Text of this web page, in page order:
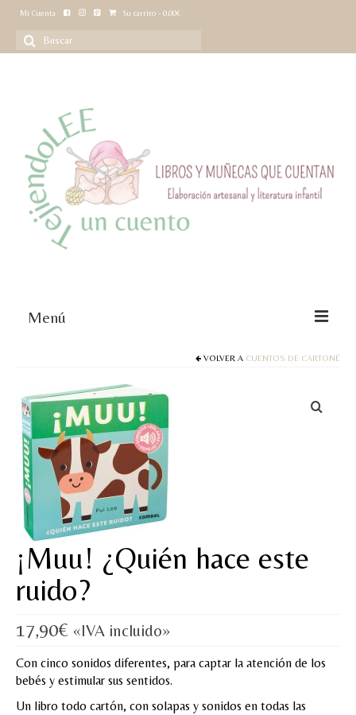
Mi Cuenta Su carrito - 0,00€
Buscar
por:
Menú
Juegos y puzles
Materiales de juego
Artesanía Waldorf
Hecho a mano
Tote bag
Papelería
TIENDA
¿QUIÉN SOY?
CREACIONES
BLOG
VOLVER A CUENTOS DE CARTONÉ
¡Muu! ¿Quién hace este
ruido?
17,90€ «IVA incluido»
Con cinco sonidos diferentes, para captar la atención de los
bebés y estimular sus sentidos.
Un libro todo cartón, con solapas y sonidos en todas las